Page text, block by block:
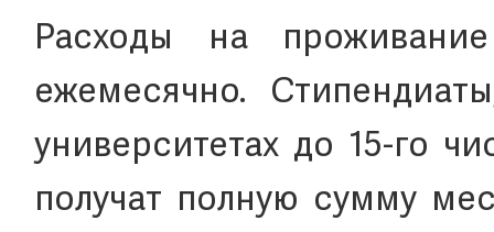
Расходы на
ежемесячно.
университетах до 15-го
получат полную сумму